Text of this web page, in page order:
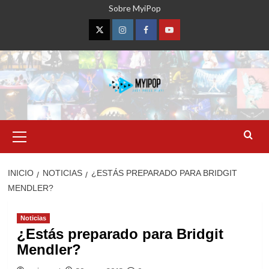
Sobre MyiPop
TwitterInstagramFacebookYouTube
primario
INICIO NOTICIAS
¿ESTÁS PREPARADO PARA BRIDGIT
MENDLER?
Noticias
¿Estás preparado para Bridgit
Mendler?